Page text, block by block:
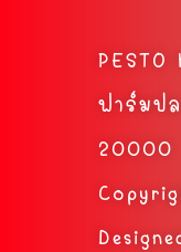
PESTO
ฟาร์มป
20000